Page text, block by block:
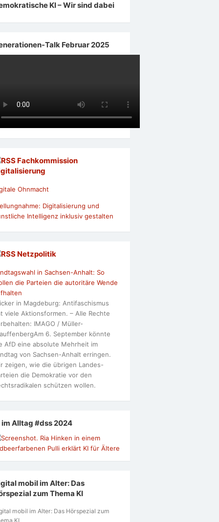
KI – Wir sind dabei
Talk Februar 2025
Fachkommission
Ohnmacht
Digitalisierung und
Intelligenz inklusiv gestalten
Netzpolitik
in Sachsen-Anhalt: So
die Parteien die autoritäre Wende
in Magdeburg: Antifaschismus
viele Aktionsformen. – Alle Rechte
IMAGO / Müller-
6. September könnte
AfD eine absolute Mehrheit im
von Sachsen-Anhalt erringen.
zeigen, wie die übrigen Landes-
die Demokratie vor den
schützen wollen.
im Alltag #dss 2024
mobil im Alter: Das
zum Thema KI
mobil im Alter: Das Hörspezial zum
KI